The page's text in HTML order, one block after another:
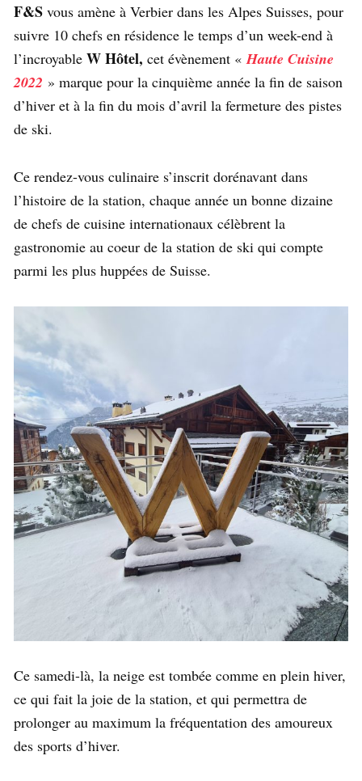
F&S vous amène à Verbier dans les Alpes Suisses, pour
suivre 10 chefs en résidence le temps d’un week-end à
l’incroyable W Hôtel, cet évènement «Haute Cuisine
2022 » marque pour la cinquième année la fin de saison
d’hiver et à la fin du mois d’avril la fermeture des pistes
de ski.
Ce rendez-vous culinaire s’inscrit dorénavant dans
l’histoire de la station, chaque année un bonne dizaine
de chefs de cuisine internationaux célèbrent la
gastronomie au coeur de la station de ski qui compte
parmi les plus huppées de Suisse.
Ce samedi-là, la neige est tombée comme en plein hiver,
ce qui fait la joie de la station, et qui permettra de
prolonger au maximum la fréquentation des amoureux
des sports d’hiver.